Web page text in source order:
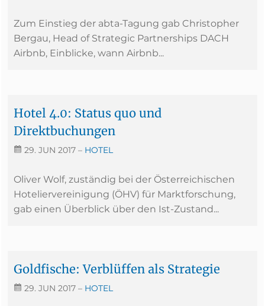
Zum Einstieg der abta-Tagung gab Christopher
Bergau, Head of Strategic Partnerships DACH
Airbnb, Einblicke, wann Airbnb...
Hotel 4.0: Status quo und
Direktbuchungen
29. JUN 2017 – HOTEL
Oliver Wolf, zuständig bei der Österreichischen
Hoteliervereinigung (ÖHV) für Marktforschung,
gab einen Überblick über den Ist-Zustand...
Goldfische: Verblüffen als Strategie
29. JUN 2017 – HOTEL